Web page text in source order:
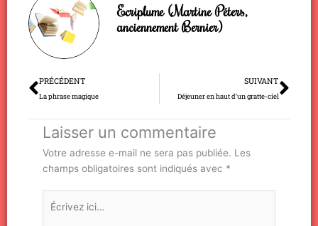
Ecriplume (Martine Péters,
anciennement Bernier)
Précédent
PRÉCÉDENT
La phrase magique
SUIVANT
Déjeuner en haut d’un gratte-ciel
Laisser un commentaire
Votre adresse e-mail ne sera pas publiée. Les
champs obligatoires sont indiqués avec *
Écrivez
ici…